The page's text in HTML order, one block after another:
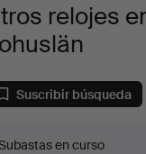
relojes
Suscribir búsqueda
en curso